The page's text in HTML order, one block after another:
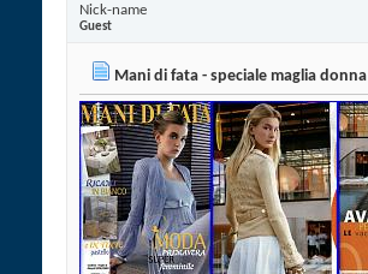
Nick-name
Guest
Mani di fata - speciale maglia donna